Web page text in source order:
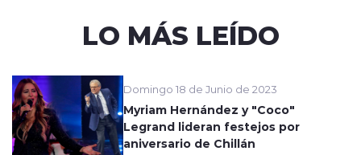
LO MÁS LEÍDO
Domingo 18 de Junio de 2023
Myriam Hernández y "Coco"
Legrand lideran festejos por
aniversario de Chillán